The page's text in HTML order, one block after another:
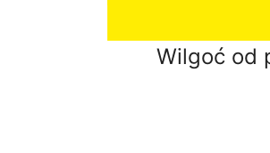
Wilgoć od